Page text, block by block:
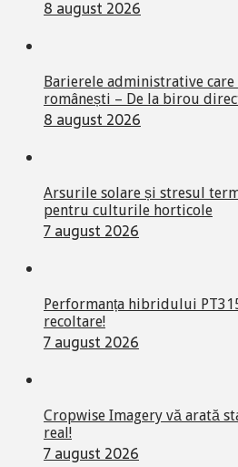
8 august 2026
Barierele administrative
românești – De la birou
8 august 2026
Arsurile solare și stresul
pentru culturile horticole
7 august 2026
Performanța hibridului
recoltare!
7 august 2026
Cropwise Imagery vă arată
real!
7 august 2026